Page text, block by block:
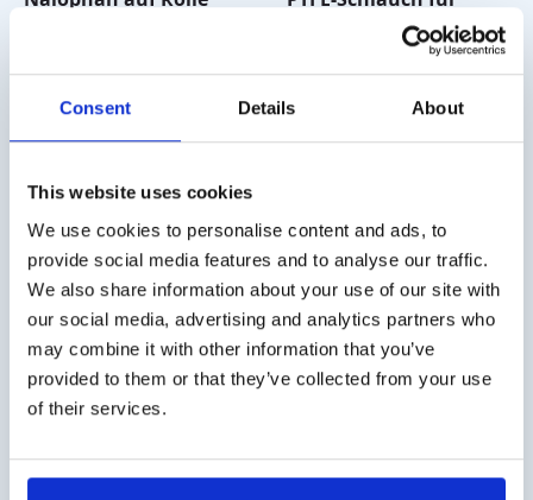
Consent Details About
This website uses cookies
We use cookies to personalise content and ads, to
provide social media features and to analyse our traffic.
We also share information about your use of our site with
our social media, advertising and analytics partners who
may combine it with other information that you’ve
provided to them or that they’ve collected from your use
of their services.
€475,00
€1.125,00
Gasprobenbeutel 3/16″
€17,50–€80,00
€17,50
exkl. MwSt.
Versandkosten
Die Versandkosten für Deutschland betragen € 10,- (zzgl.
MwSt.). Für Österreich € 20,- (zzgl. MwSt.).
Geschäftskunde?
Lieferung auf Rechnung möglich. Kontaktieren Sie uns
Webshop.